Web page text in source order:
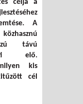
célja a
A
távú
elő.
kis
cél